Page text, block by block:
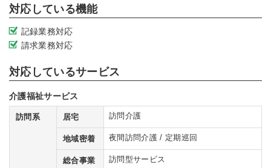
対応している機能
記録業務対応
請求業務対応
対応しているサービス
介護福祉サービス
訪問系 居宅 訪問介護
地域密着 夜間訪問介護 / 定期巡回
総合事業 訪問型サービス